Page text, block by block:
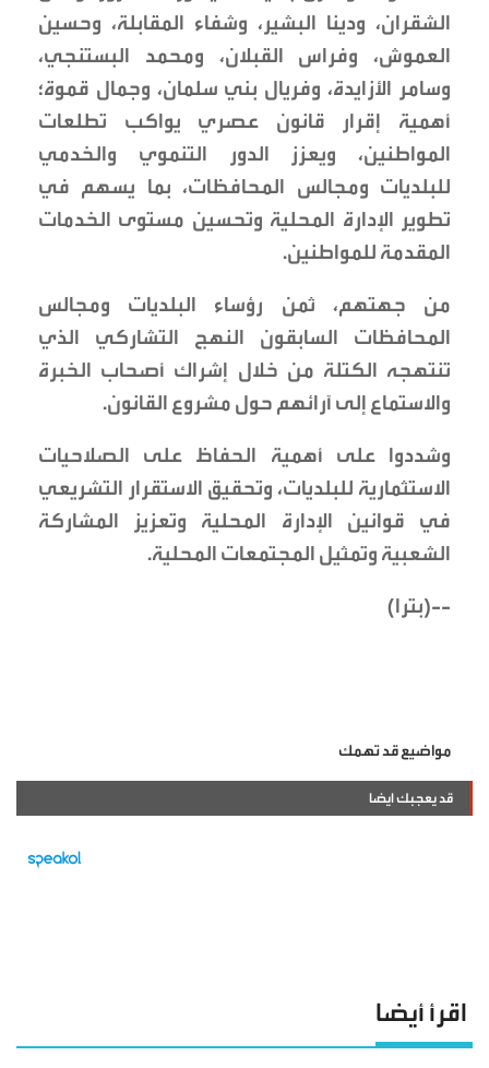
الشقران، ودينا البشير، وشفاء المقابلة، وحسين
العموش، وفراس القبلان، ومحمد البستنجي،
وسامر الأزايدة، وفريال بني سلمان، وجمال قموة؛
أهمية إقرار قانون عصري يواكب تطلعات
المواطنين، ويعزز الدور التنموي والخدمي
للبلديات ومجالس المحافظات، بما يسهم في
تطوير الإدارة المحلية وتحسين مستوى الخدمات
المقدمة للمواطنين.
من جهتهم، ثمن رؤساء البلديات ومجالس
المحافظات السابقون النهج التشاركي الذي
تنتهجه الكتلة من خلال إشراك أصحاب الخبرة
والاستماع إلى آرائهم حول مشروع القانون.
وشددوا على أهمية الحفاظ على الصلاحيات
الاستثمارية للبلديات، وتحقيق الاستقرار التشريعي
في قوانين الإدارة المحلية وتعزيز المشاركة
الشعبية وتمثيل المجتمعات المحلية.
--(بترا)
مواضيع قد تهمك
قد يعجبك ايضا
اقرأ أيضا